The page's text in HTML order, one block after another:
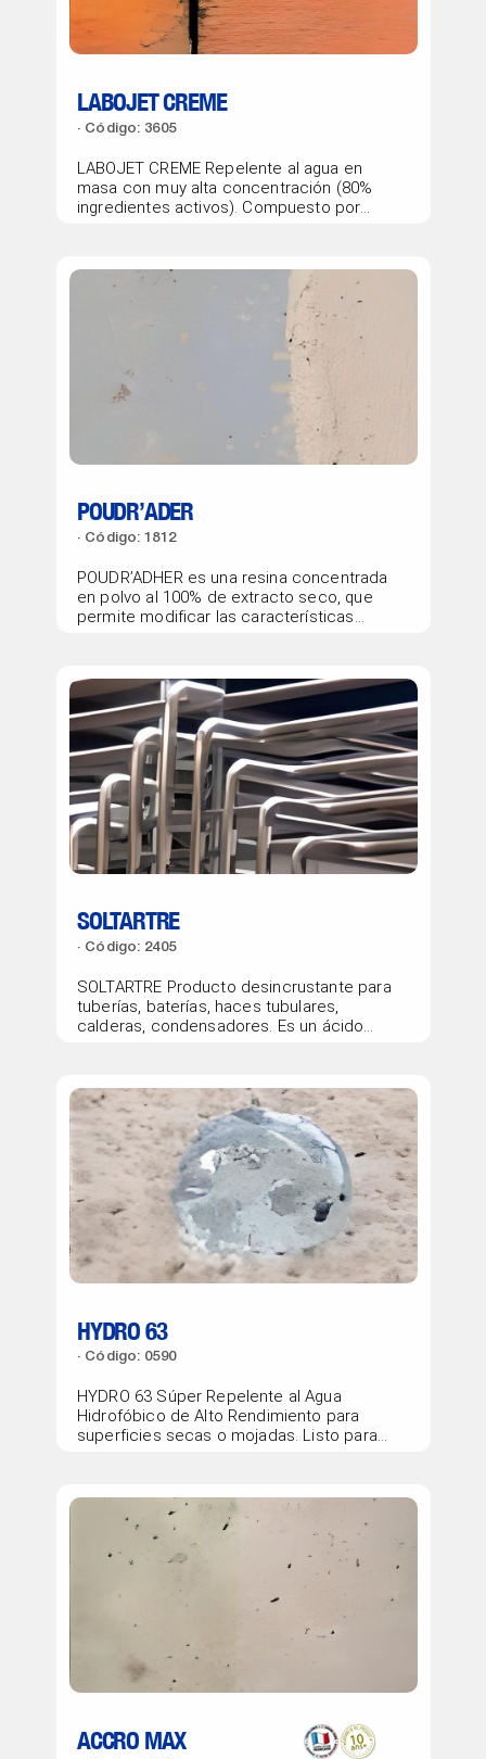
LABOJET CREME
Código: 3605
LABOJET CREME Repelente al agua en
masa con muy alta concentración (80%
ingredientes activos). Compuesto por
POUDR’ADER
Código: 1812
POUDR’ADHER es una resina concentrada
en polvo al 100% de extracto seco, que
permite modificar las características...
SOLTARTRE
Código: 2405
SOLTARTRE Producto desincrustante para
tuberías, baterías, haces tubulares,
calderas, condensadores. Es un ácido
HYDRO 63
Código: 0590
HYDRO 63 Súper Repelente al Agua
Hidrofóbico de Alto Rendimiento para
superficies secas o mojadas. Listo para...
ACCRO MAX